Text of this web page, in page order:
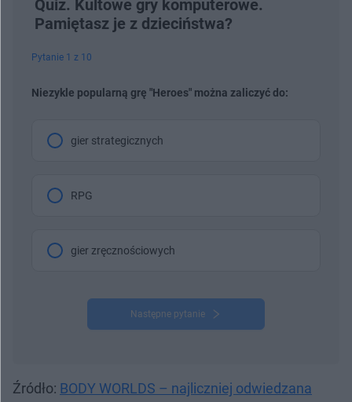
Quiz. Kultowe gry komputerowe.
Pamiętasz je z dzieciństwa?
Pytanie 1 z 10
Niezykle popularną grę "Heroes" można zaliczyć do:
gier strategicznych
RPG
gier zręcznościowych
Następne pytanie
Źródło: BODY WORLDS – najliczniej odwiedzana